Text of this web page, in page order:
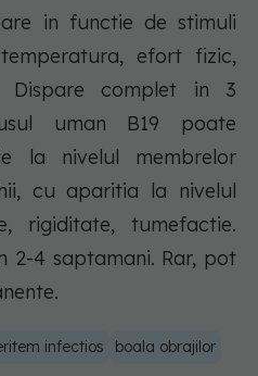
in functie de stimuli
efort fizic,
Dispare complet in 3
uman B19 poate
la nivelul membrelor
cu aparitia la nivelul
rigiditate, tumefactie.
2-4 saptamani. Rar, pot
infectios boala obrajilor